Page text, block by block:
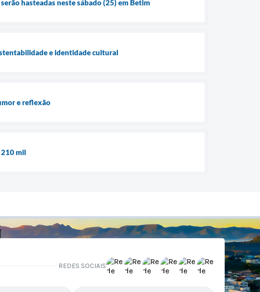
hasteadas neste sábado (25) em Betim
e identidade cultural
e reflexão
mil
REDES SOCIAIS